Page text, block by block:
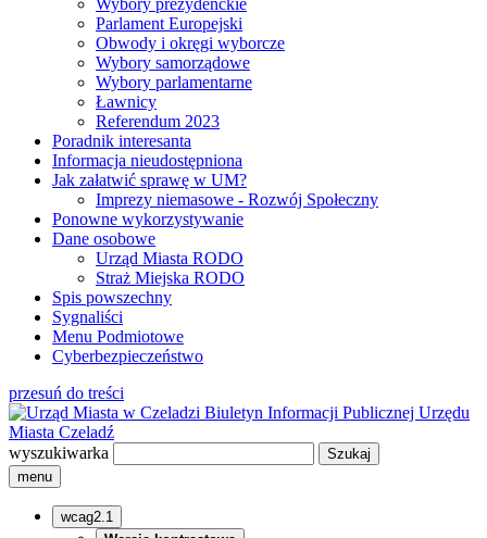
Wybory prezydenckie
Parlament Europejski
Obwody i okręgi wyborcze
Wybory samorządowe
Wybory parlamentarne
Ławnicy
Referendum 2023
Poradnik interesanta
Informacja nieudostępniona
Jak załatwić sprawę w UM?
Imprezy niemasowe - Rozwój Społeczny
Ponowne wykorzystywanie
Dane osobowe
Urząd Miasta RODO
Straż Miejska RODO
Spis powszechny
Sygnaliści
Menu Podmiotowe
Cyberbezpieczeństwo
przesuń do treści
Biuletyn Informacji Publicznej Urzędu
Miasta Czeladź
wyszukiwarka
menu
wcag2.1